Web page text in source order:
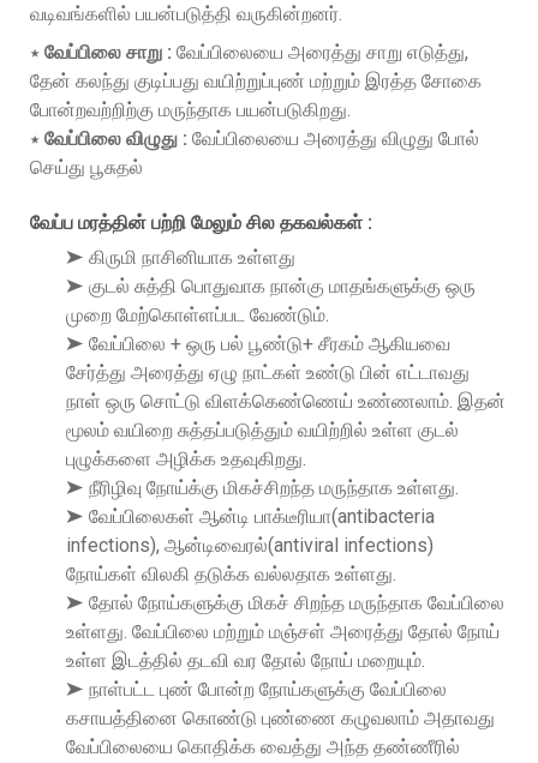
வடிவங்களில் பயன்படுத்தி வருகின்றனர்.
⋆ வேப்பிலை சாறு : வேப்பிலையை அரைத்து சாறு எடுத்து,
தேன் கலந்து குடிப்பது வயிற்றுப்புண் மற்றும் இரத்த சோகை
போன்றவற்றிற்கு மருந்தாக பயன்படுகிறது.
⋆ வேப்பிலை விழுது : வேப்பிலையை அரைத்து விழுது போல்
செய்து பூசுதல்
வேப்ப மரத்தின் பற்றி மேலும் சில தகவல்கள் :
➤ கிருமி நாசினியாக உள்ளது
➤ குடல் சுத்தி பொதுவாக நான்கு மாதங்களுக்கு ஒரு
முறை மேற்கொள்ளப்பட வேண்டும்.
➤ வேப்பிலை + ஒரு பல் பூண்டு+ சீரகம் ஆகியவை
சேர்த்து அரைத்து ஏழு நாட்கள் உண்டு பின் எட்டாவது
நாள் ஒரு சொட்டு விளக்கெண்ணெய் உண்ணலாம். இதன்
மூலம் வயிறை சுத்தப்படுத்தும் வயிற்றில் உள்ள குடல்
புழுக்களை அழிக்க உதவுகிறது.
➤ நீரிழிவு நோய்க்கு மிகச்சிறந்த மருந்தாக உள்ளது.
➤ வேப்பிலைகள் ஆன்டி பாக்டீரியா(antibacteria
infections), ஆன்டிவைரல்(antiviral infections)
நோய்கள் விலகி தடுக்க வல்லதாக உள்ளது.
➤ தோல் நோய்களுக்கு மிகச் சிறந்த மருந்தாக வேப்பிலை
உள்ளது. வேப்பிலை மற்றும் மஞ்சள் அரைத்து தோல் நோய்
உள்ள இடத்தில் தடவி வர தோல் நோய் மறையும்.
➤ நாள்பட்ட புண் போன்ற நோய்களுக்கு வேப்பிலை
கசாயத்தினை கொண்டு புண்ணை கழுவலாம் அதாவது
வேப்பிலையை கொதிக்க வைத்து அந்த தண்ணீரில்